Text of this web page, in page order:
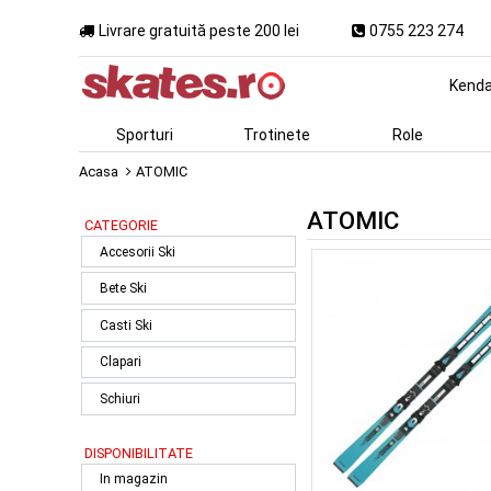
Livrare gratuită peste 200 lei 0755 223 274
Sporturi Trotinete Role
Acasa ATOMIC
CATEGORIE
Accesorii Ski
Bete Ski
Casti Ski
Clapari
Schiuri
DISPONIBILITATE
In magazin
ATOMIC